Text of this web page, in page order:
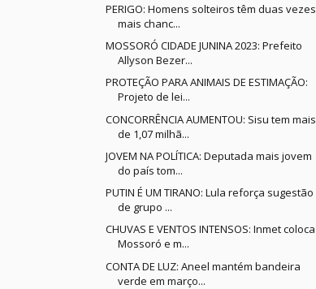
PERIGO: Homens solteiros têm duas vezes
mais chanc...
MOSSORÓ CIDADE JUNINA 2023: Prefeito
Allyson Bezer...
PROTEÇÃO PARA ANIMAIS DE ESTIMAÇÃO:
Projeto de lei...
CONCORRÊNCIA AUMENTOU: Sisu tem mais
de 1,07 milhã...
JOVEM NA POLÍTICA: Deputada mais jovem
do país tom...
PUTIN É UM TIRANO: Lula reforça sugestão
de grupo ...
CHUVAS E VENTOS INTENSOS: Inmet coloca
Mossoró e m...
CONTA DE LUZ: Aneel mantém bandeira
verde em março...